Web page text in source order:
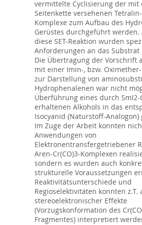
vermittelte Cyclisierung der mit
Seitenkette versehenen Tetralin-
Komplexe zum Aufbau des
Gerüstes durchgeführt werden.
diese SET-Reaktion wurden
Anforderungen an das
Die Übertragung der Vorschrift
mit einer Imin-, bzw.
zur Darstellung von
Hydrophenalenen war nicht
Überführung eines durch SmI2-
erhaltenen Alkohols in das
Isocyanid (Naturstoff-Analogon)
Im Zuge der Arbeit konnten
Anwendungen von
Elektronentransfergetriebener
Aren-Cr(CO)3-Komplexen
sondern es wurden auch
strukturelle Voraussetzungen
Reaktivitätsunterschiede und
Regioselektivitäten konnten z.T.
stereoelektronischer Effekte
(Vorzugskonformation des
Fragmentes) interpretiert